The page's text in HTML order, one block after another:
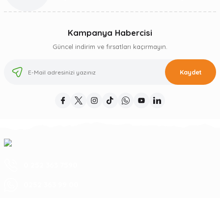
Kampanya Habercisi
Güncel indirim ve fırsatları kaçırmayın.
Kaydet